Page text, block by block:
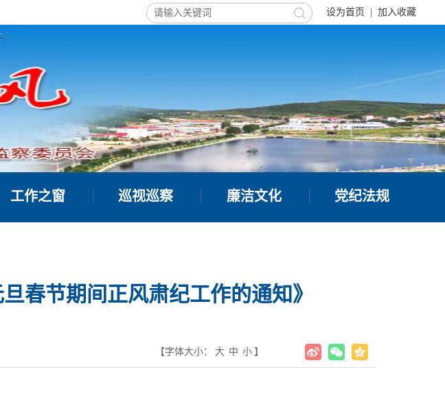
设为首页 加入收藏
工作之窗 巡视巡察 廉洁文化 党纪法规
春节期间正风肃纪工作的通知》
【字体大小： 大 中 小 】